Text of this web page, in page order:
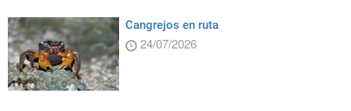
Cangrejos en ruta
24/07/2026